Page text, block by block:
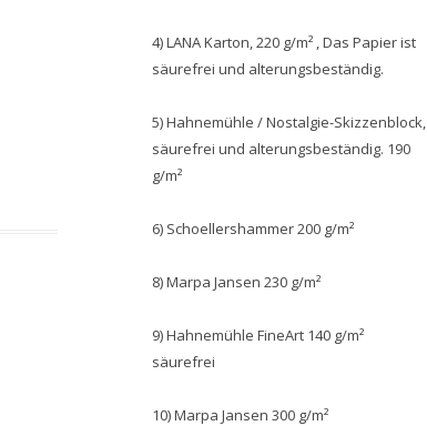
4) LANA Karton, 220 g/m² , Das Papier ist
säurefrei und alterungsbeständig.
5) Hahnemühle / Nostalgie-Skizzenblock,
säurefrei und alterungsbeständig. 190
g/m²
6) Schoellershammer 200 g/m²
8) Marpa Jansen 230 g/m²
9) Hahnemühle FineArt 140 g/m²
säurefrei
10) Marpa Jansen 300 g/m²